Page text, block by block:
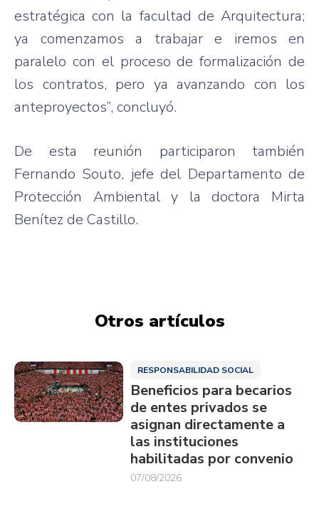
estratégica con la facultad de Arquitectura;
ya comenzamos a trabajar e iremos en
paralelo con el proceso de formalización de
los contratos, pero ya avanzando con los
anteproyectos”, concluyó.
De esta reunión participaron también
Fernando Souto, jefe del Departamento de
Protección Ambiental y la doctora Mirta
Benítez de Castillo.
Otros artículos
RESPONSABILIDAD SOCIAL
Beneficios para becarios
de entes privados se
asignan directamente a
las instituciones
habilitadas por convenio
07/08/2026